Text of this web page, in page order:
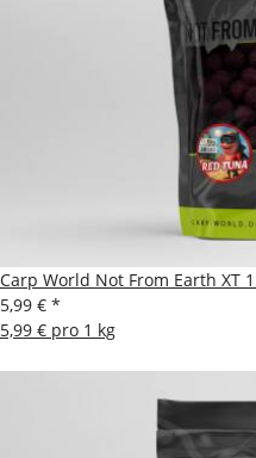
Carp World Not From Earth XT
5,99 € *
5,99 € pro 1 kg